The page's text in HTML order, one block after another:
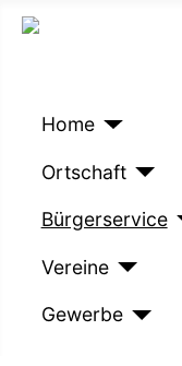
Home
Ortschaft
Bürgerservice
Vereine
Gewerbe